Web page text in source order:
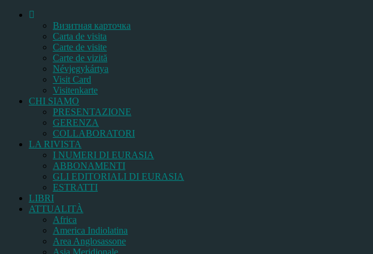
Bизитная карточка
Carta de visita
Carte de visite
Carte de vizită
Névjegykártya
Visit Card
Visitenkarte
CHI SIAMO
PRESENTAZIONE
GERENZA
COLLABORATORI
LA RIVISTA
I NUMERI DI EURASIA
ABBONAMENTI
GLI EDITORIALI DI EURASIA
ESTRATTI
LIBRI
ATTUALITÀ
Africa
America Indiolatina
Area Anglosassone
Asia Meridionale